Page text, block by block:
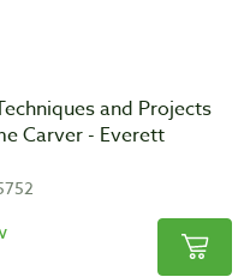
and Projects
Carver - Everett